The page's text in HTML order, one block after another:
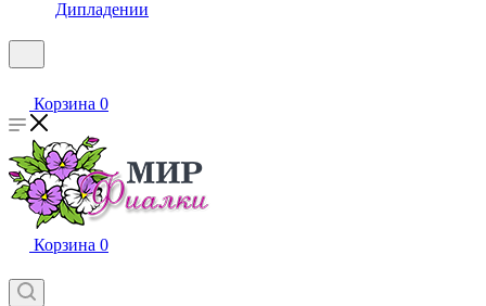
Дипладении
Корзина 0
Корзина 0